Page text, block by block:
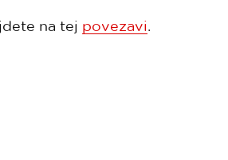
na tej povezavi.